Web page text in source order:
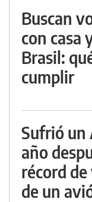
Buscan
con casa
Brasil:
cumplir
Sufrió un
año
récord
de un